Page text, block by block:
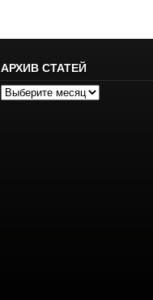
АРХИВ СТАТЕЙ
Архив